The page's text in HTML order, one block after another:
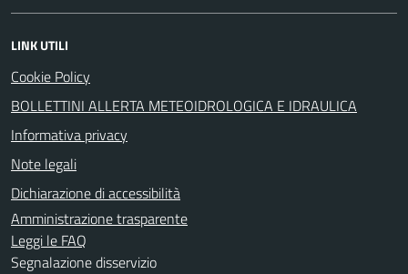
LINK UTILI
Cookie Policy
BOLLETTINI ALLERTA METEOIDROLOGICA E IDRAULICA
Informativa privacy
Note legali
Dichiarazione di accessibilità
Amministrazione trasparente
Leggi le FAQ
Segnalazione disservizio